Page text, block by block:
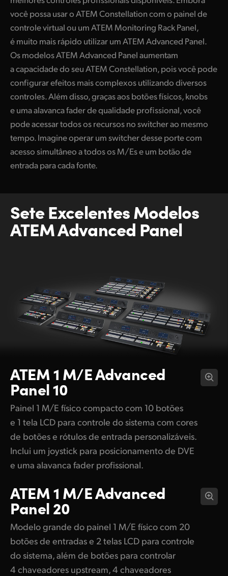
Ukraine
United Kingdom
você possa usar o ATEM Constellation com o painel de
controle virtual ou um ATEM Monitoring Rack Panel,
é muito mais rápido utilizar um ATEM Advanced Panel.
Os modelos ATEM Advanced Panel aumentam
a capacidade do seu ATEM Constellation, pois você pode
configurar efeitos mais complexos utilizando diversos
controles. Além disso, graças aos botões físicos, knobs
e uma alavanca fader de qualidade profissional, você
pode acessar todos os recursos no switcher ao mesmo
tempo. Imagine operar um switcher desse porte com
acesso simultâneo a todos os M/Es e um botão de
entrada para cada fonte.
Sete ExcelentesModelos
ATEM Advanced Panel
ATEM 1 M/EAdvanced
Panel 10
Painel 1 M/E físico compacto com 10 botões
e 1 tela LCD para controle do sistema com cores
de botões e rótulos de entrada personalizáveis.
Inclui um joystick para posicionamento de DVE
e uma alavanca fader profissional.
ATEM 1 M/EAdvanced
Panel 20
Modelo grande do painel 1 M/E físico com 20
botões de entradas e 2 telas LCD para controle
do sistema, além de botões para controlar
4 chaveadores upstream, 4 chaveadores